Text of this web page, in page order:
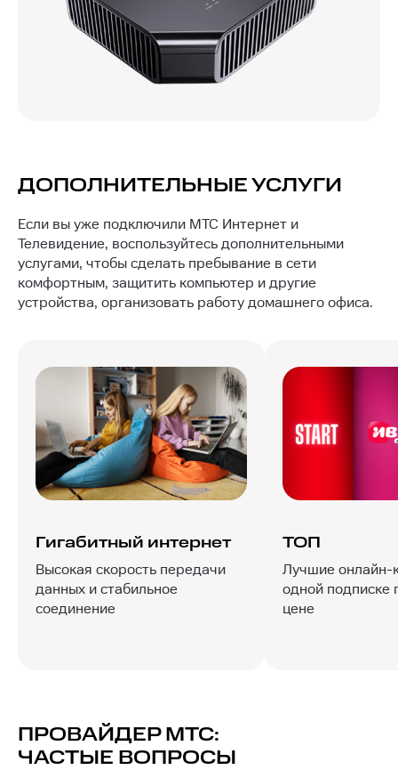
ДОПОЛНИТЕЛЬНЫЕ УСЛУГИ
Если вы уже подключили МТС Интернет и
Телевидение, воспользуйтесь дополнительными
услугами, чтобы сделать пребывание в сети
комфортным, защитить компьютер и другие
устройства, организовать работу домашнего офиса.
Гигабитный интернет
Высокая скорость передачи
данных и стабильное
соединение
ТОП
Лучшие онлайн-
одной подписке
цене
ПРОВАЙДЕР МТС:
ЧАСТЫЕ ВОПРОСЫ